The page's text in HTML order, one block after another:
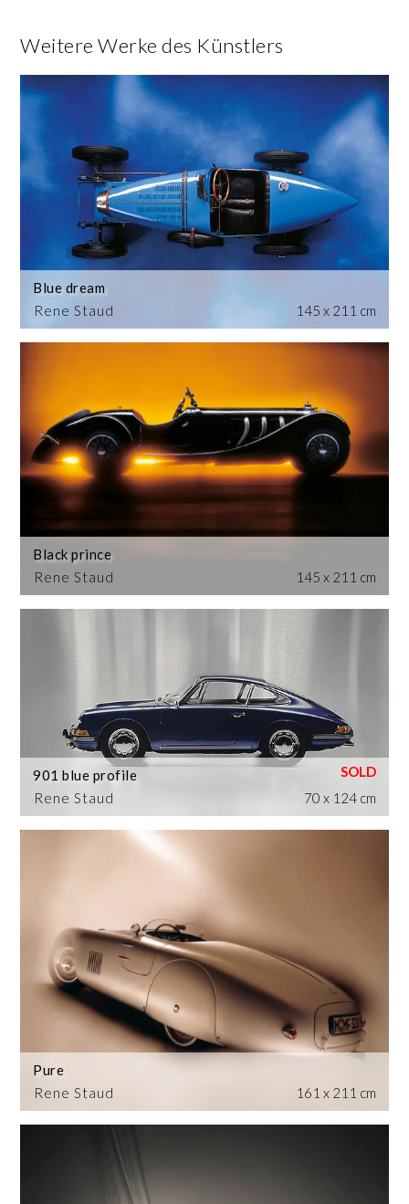
Weitere Werke des Künstlers
Rene Staud
Blue dream
145 x 211 cm
Rene Staud
Black prince
145 x 211 cm
Rene Staud
901 blue profile
70 x 124 cm
Rene Staud
Pure
161 x 211 cm